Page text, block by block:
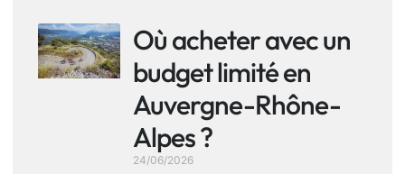
Où acheter avec un
budget limité en
Auvergne-Rhône-
Alpes ?
24/06/2026